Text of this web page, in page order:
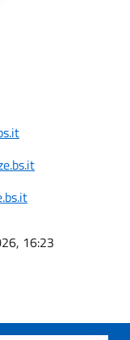
16:23